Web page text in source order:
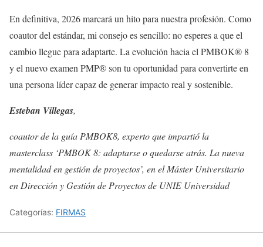
En definitiva, 2026 marcará un hito para nuestra profesión. Como
coautor del estándar, mi consejo es sencillo: no esperes a que el
cambio llegue para adaptarte. La evolución hacia el PMBOK® 8
y el nuevo examen PMP® son tu oportunidad para convertirte en
una persona líder capaz de generar impacto real y sostenible.
Esteban Villegas,
coautor de la guía PMBOK8, experto que impartió la
masterclass ‘PMBOK 8: adaptarse o quedarse atrás. La nueva
mentalidad en gestión de proyectos’, en el Máster Universitario
en Dirección y Gestión de Proyectos de UNIE Universidad
Categorías: FIRMAS